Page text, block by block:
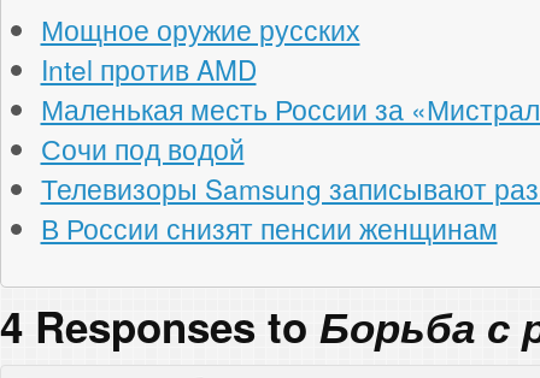
Мощное оружие русских
Intel против AMD
Маленькая месть России за
Сочи под водой
Телевизоры Samsung записывают
В России снизят пенсии женщинам
4 Responses to Борьба с